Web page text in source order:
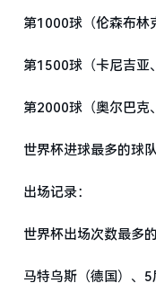
第1000球（伦森布林
第1500球（卡尼吉亚
第2000球（奥尔巴克
世界杯进球最多的球
出场记录：
世界杯出场次数最多的
马特乌斯（德国）、5